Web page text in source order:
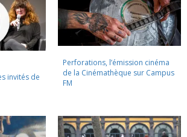
invités de
Perforations, l’émission cinéma
de la Cinémathèque sur Campus
FM